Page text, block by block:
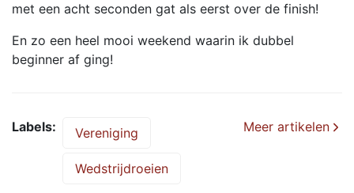
met een acht seconden gat als eerst over de finish!
En zo een heel mooi weekend waarin ik dubbel
beginner af ging!
Labels Vereniging
Wedstrijdroeien
Meer artikelen